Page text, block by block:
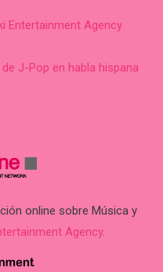
Entertainment Agency
J-Pop en habla hispana
online sobre Música y
Agency.